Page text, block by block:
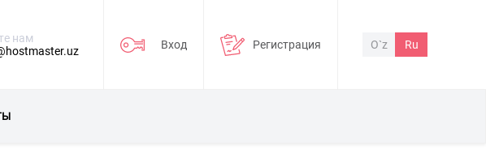
нам
Вход Регистрация O`z Ru